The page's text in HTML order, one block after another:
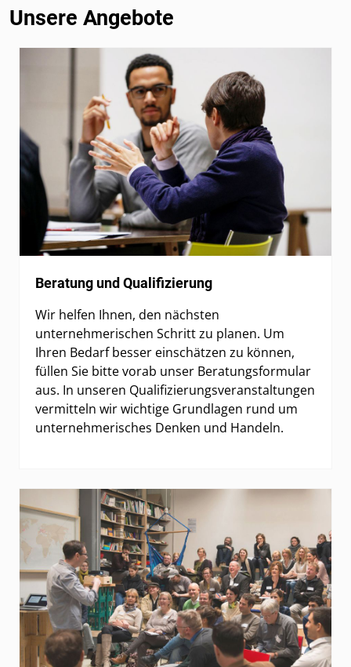
Unsere Angebote
Beratung und Qualifizierung
Wir helfen Ihnen, den nächsten
unternehmerischen Schritt zu planen. Um
Ihren Bedarf besser einschätzen zu können,
füllen Sie bitte vorab unser Beratungsformular
aus. In unseren Qualifizierungsveranstaltungen
vermitteln wir wichtige Grundlagen rund um
unternehmerisches Denken und Handeln.